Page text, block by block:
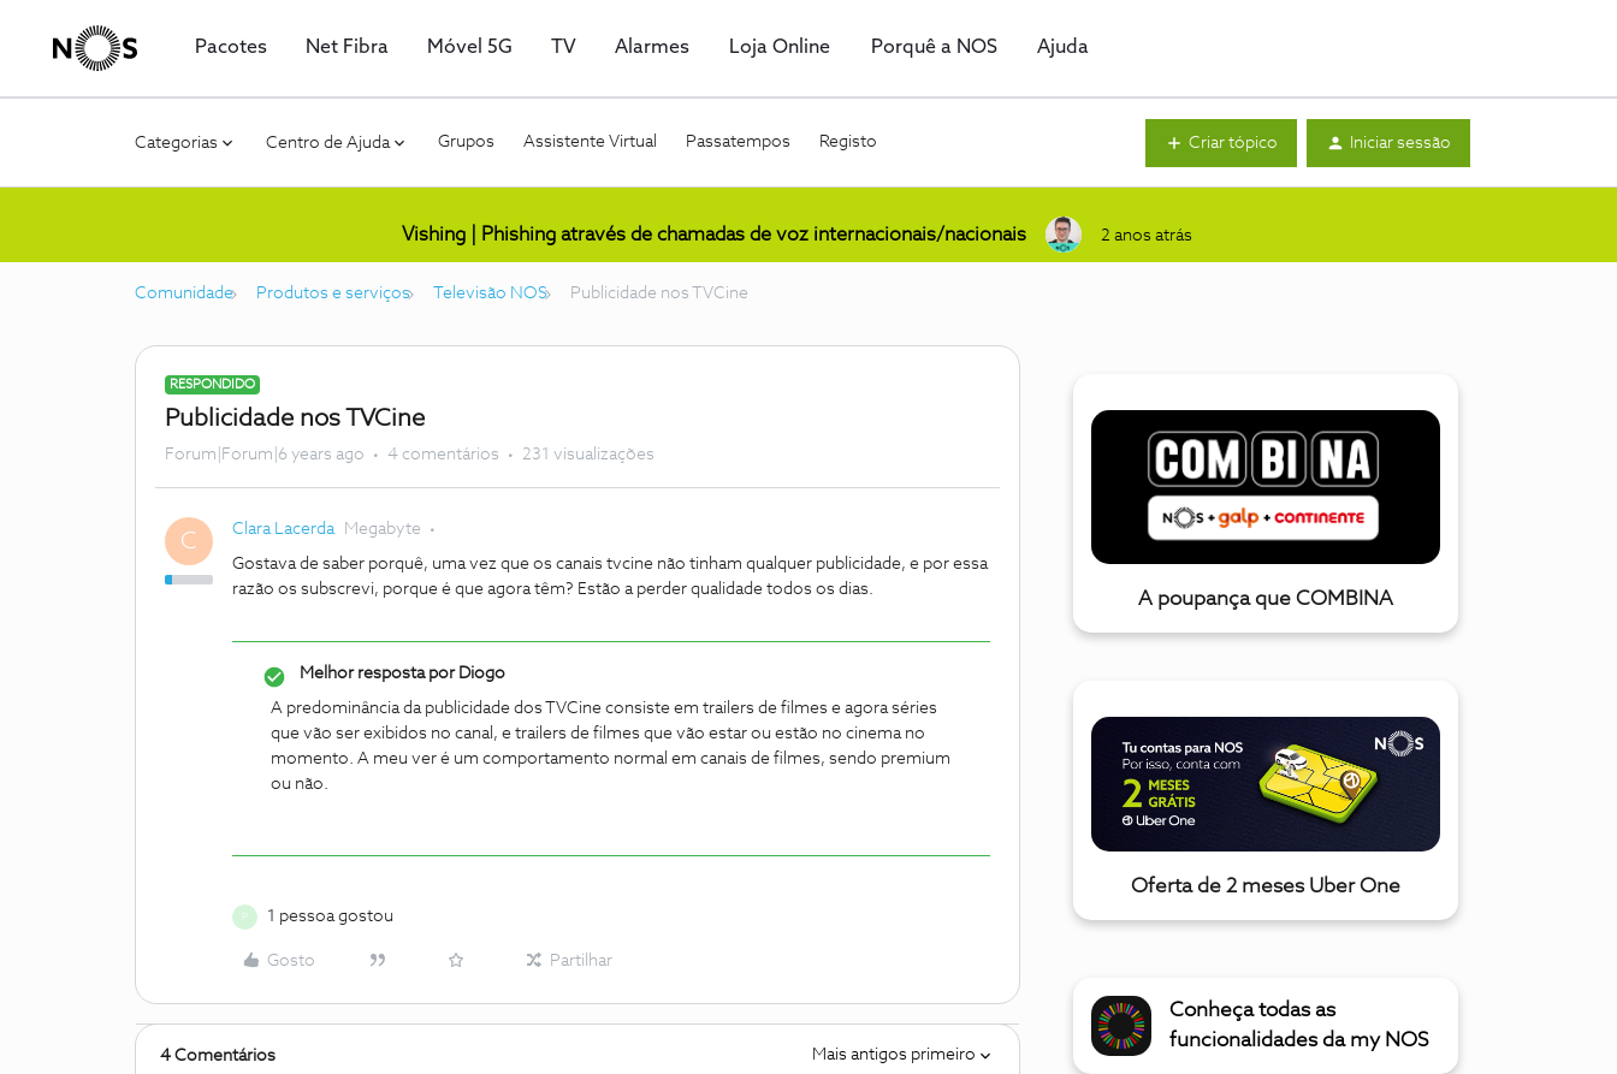
Pacotes Net Fibra Móvel 5G TV Alarmes Loja Online Porquê a NOS Ajuda
Categorias Centro de Ajuda Grupos Assistente Virtual Passatempos Registo Criar tópico Iniciar sessão
Vishing | Phishing através de chamadas de voz internacionais/nacionais 2 anos atrás
Comunidade Produtos e serviços Televisão NOS Publicidade nos TVCine
RESPONDIDO
Publicidade nos TVCine
Forum|Forum|6 years ago 4 comentários 231 visualizações
C Clara Lacerda Megabyte
Gostava de saber porquê, uma vez que os canais tvcine não tinham qualquer publicidade, e por essa
razão os subscrevi, porque é que agora têm? Estão a perder qualidade todos os dias.
Melhor resposta porDiogo
A predominância da publicidade dos TVCine consiste em trailers de filmes e agora séries
que vão ser exibidos no canal, e trailers de filmes que vão estar ou estão no cinema no
momento. A meu ver é um comportamento normal em canais de filmes, sendo premium
ou não.
1 pessoa gostou
Gosto Partilhar
4 Comentários Mais antigos primeiro
A poupança que COMBINA
Oferta de 2 meses Uber One
Conheça todas as
funcionalidades da my NOS